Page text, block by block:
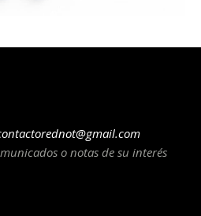
o notas de su interés